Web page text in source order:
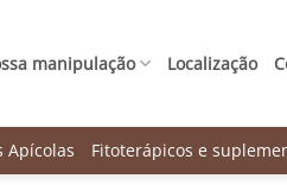
manipulação Localização
Apícolas Fitoterápicos e